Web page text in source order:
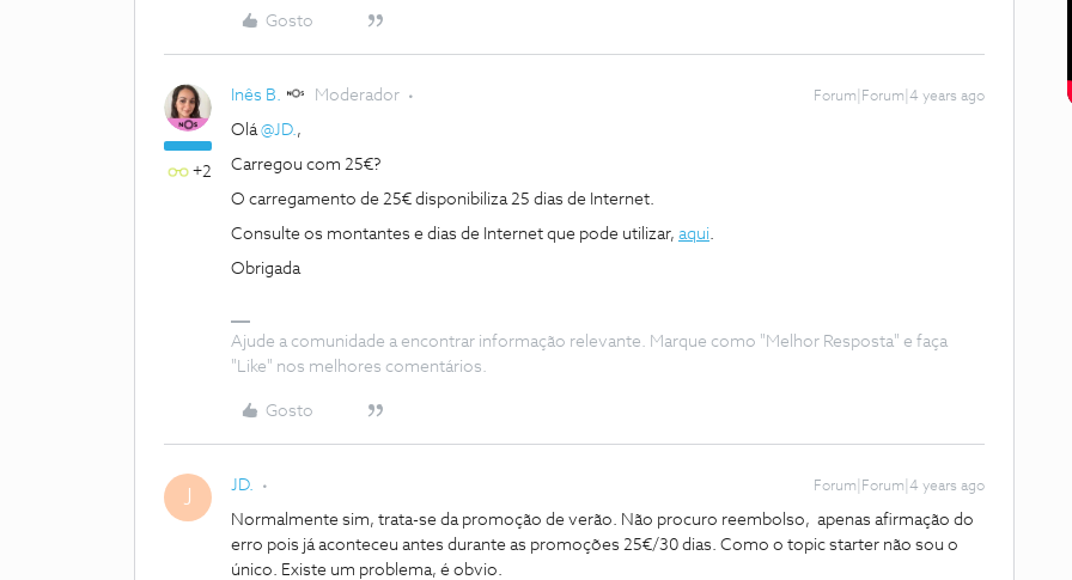
Gosto
+2
Inês B. Moderador Forum|Forum|4 years ago
Olá@JD.,
Carregou com 25€?
O carregamento de 25€ disponibiliza 25 dias de Internet.
Consulte os montantes e dias de Internet que pode utilizar, aqui.
Obrigada
Ajude a comunidade a encontrar informação relevante. Marque como "Melhor Resposta" e faça
"Like" nos melhores comentários.
Gosto
J JD. Forum|Forum|4 years ago
Normalmente sim, trata-se da promoção de verão. Não procuro reembolso, apenas afirmação do
erro pois já aconteceu antes durante as promoções 25€/30 dias. Como o topic starter não sou o
único. Existe um problema, é obvio.